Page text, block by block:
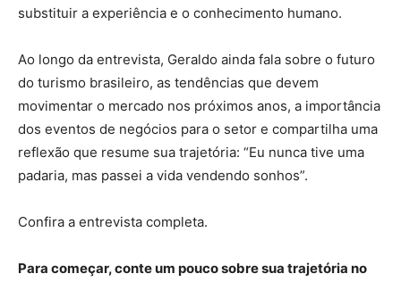
substituir a experiência e o conhecimento humano.
Ao longo da entrevista, Geraldo ainda fala sobre o futuro
do turismo brasileiro, as tendências que devem
movimentar o mercado nos próximos anos, a importância
dos eventos de negócios para o setor e compartilha uma
reflexão que resume sua trajetória: “Eu nunca tive uma
padaria, mas passei a vida vendendo sonhos”.
Confira a entrevista completa.
Para começar, conte um pouco sobre sua trajetória no